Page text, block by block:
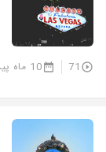
71 10 ماه پیش